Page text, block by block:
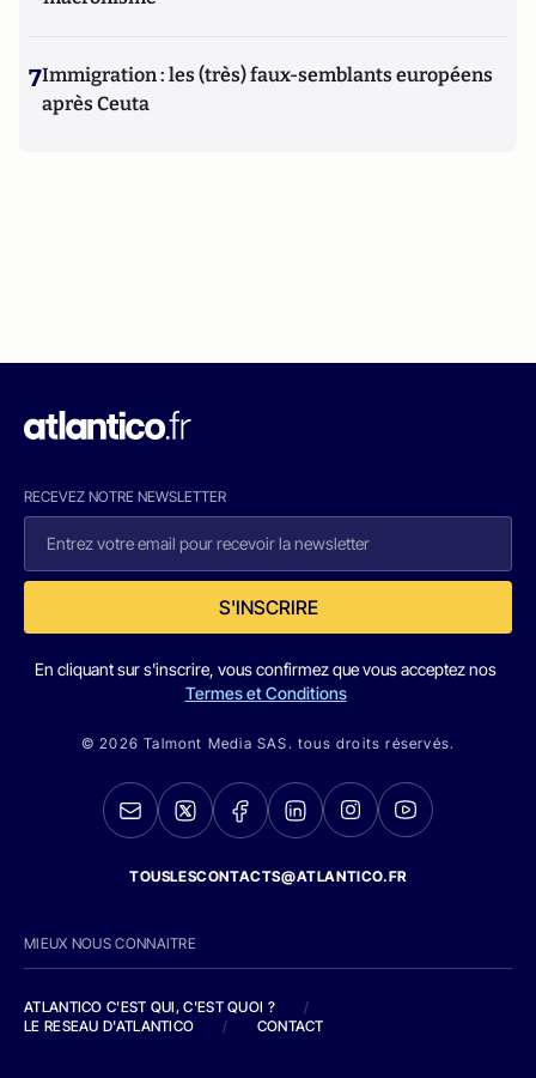
7Immigration : les (très) faux-semblants européens
après Ceuta
RECEVEZ NOTRE NEWSLETTER
S'INSCRIRE
En cliquant sur s'inscrire, vous confirmez que vous acceptez nos
Termes et Conditions
© 2026 Talmont Media SAS. tous droits réservés.
TOUSLESCONTACTS@ATLANTICO.FR
MIEUX NOUS CONNAITRE
ATLANTICO C'EST QUI, C'EST QUOI ?
/
LE RESEAU D'ATLANTICO
/ CONTACT